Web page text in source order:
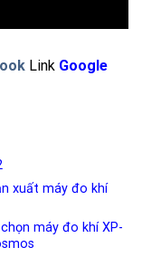
Link Google
xuất máy đo khí
máy đo khí XP-